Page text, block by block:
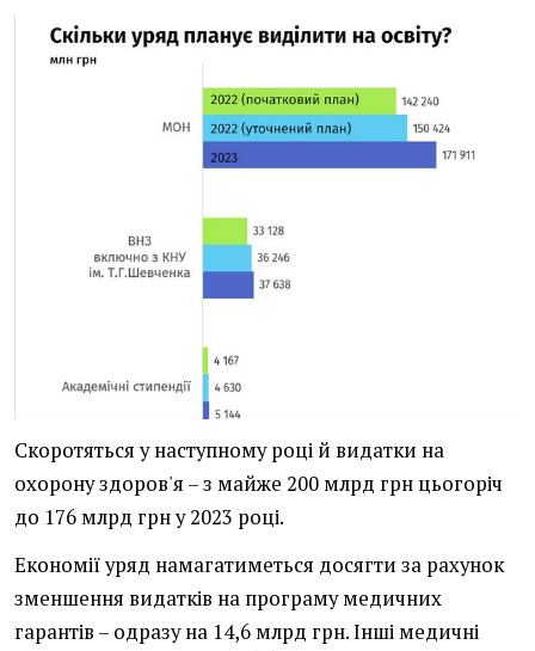
Скоротяться у наступному році й видатки на
охорону здоров'я – з майже 200 млрд грн цьогоріч
до 176 млрд грн у 2023 році.
Економії уряд намагатиметься досягти за рахунок
зменшення видатків на програму медичних
гарантів – одразу на 14,6 млрд грн. Інші медичні